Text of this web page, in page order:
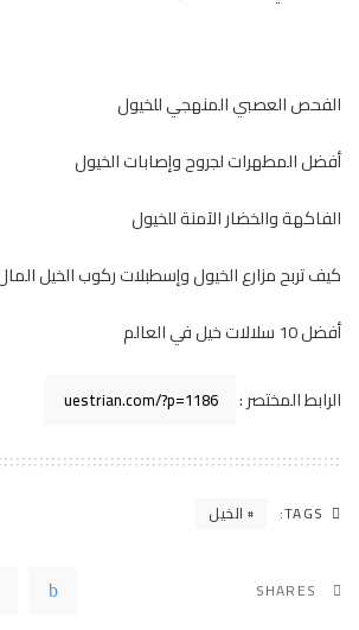
الفحص العصبي المنهجي للخيول
أفضل المطهرات لجروح وإصابات الخيول
الفاكهة والخضار الآمنة للخيول
كيف تربح مزارع الخيول وإسطبلات ركوب الخيل
أفضل 10 سلالات خيل في العالم
الرابط المختصر :
TAGS: الخيل
SHARES